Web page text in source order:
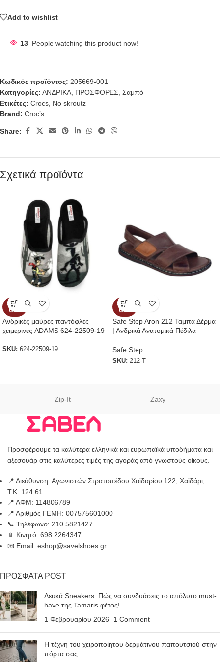
Add to wishlist
13 People watching this product now!
Κωδικός προϊόντος: 205669-001
Κατηγορίες: ΑΝΔΡΙΚΑ ΠΡΟΣΦΟΡΕΣ Σαμπό
Ετικέτες: Crocs No skroutz
Brand: Croc’s
Share:
Σχετικά προϊόντα
SOLD
OUT
Ανδρικές μαύρες παντόφλες
χειμερινές ADAMS 624-22509-19
SKU: 624-22509-19
SOLD
OUT
Safe Step Aron 212 Ταμπά Δέρμα
| Ανδρικά Ανατομικά Πέδιλα
Safe Step
SKU: 212-Τ
Zip-It Zaxy
Προσφέρουμε τα καλύτερα ελληνικά και ευρωπαϊκά υποδήματα και
αξεσουάρ στις καλύτερες τιμές της αγοράς από γνωστούς οίκους.
📍 Διεύθυνση: Αγωνιστών Στρατοπέδου Χαϊδαρίου 122, Χαϊδάρι,
Τ.Κ. 124 61
📍 ΑΦΜ: 114806789
📍 Αριθμός ΓΕΜΗ: 007575601000
📞 Τηλέφωνο: 210 5821427
📱 Κινητό: 698 2264347
📧 Email: eshop@savelshoes.gr
ΠΡΟΣΦΑΤΑ POST
Λευκά Sneakers: Πώς να συνδυάσεις το απόλυτο must-
have της Tamaris φέτος!
1 Φεβρουαρίου 2026
1 Comment
Η τέχνη του χειροποίητου δερμάτινου παπουτσιού στην
πόρτα σας